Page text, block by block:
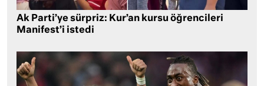
Ak Parti’ye sürpriz: Kur’an kursu öğrencileri
Manifest’i istedi